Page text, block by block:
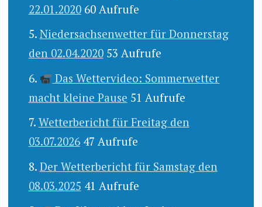
22.01.2020 60 Aufrufe
Niedersachsenwetter für Donnerstag
den 02.04.2020 53 Aufrufe
Das Wettervideo: Sommerwetter
macht kleine Pause 51 Aufrufe
Wetterbericht für Freitag den
03.07.2026 47 Aufrufe
Der Wetterbericht für Samstag den
08.03.2025 41 Aufrufe